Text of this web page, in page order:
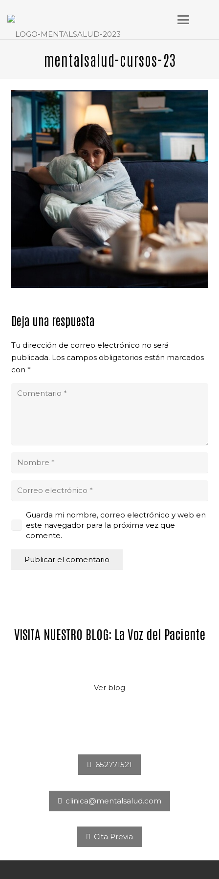
mentalsalud-cursos-23
Deja una respuesta
Tu dirección de correo electrónico no será
publicada. Los campos obligatorios están marcados
con *
Guarda mi nombre, correo electrónico y web en
este navegador para la próxima vez que
comente.
Publicar el comentario
VISITA NUESTRO BLOG: La Voz del Paciente
Ver blog
652771521
clinica@mentalsalud.com
Cita Previa